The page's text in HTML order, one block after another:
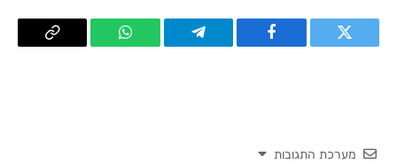
טוויטר פייסבוק Telegram
WhatsApp העתק
מערכת התגובות